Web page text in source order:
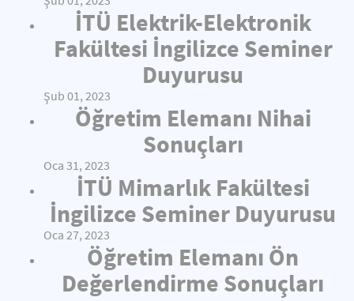
İTÜ Elektrik-Elektronik
Fakültesi İngilizce Seminer
Duyurusu
Şub 01, 2023
Öğretim Elemanı Nihai
Sonuçları
Oca 31, 2023
İTÜ Mimarlık Fakültesi
İngilizce Seminer Duyurusu
Oca 27, 2023
Öğretim Elemanı Ön
Değerlendirme Sonuçları